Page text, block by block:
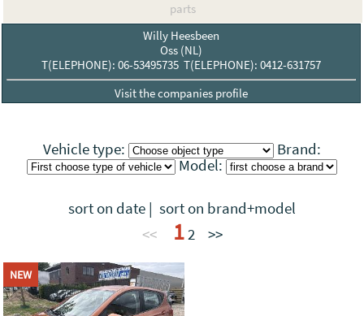
parts
Willy Heesbeen
Oss (NL)
T(ELEPHONE): 06-53495735 T(ELEPHONE): 0412-631757
Visit the companies profile
Vehicle type:
Brand:
Model:
sort on date | sort on brand+model
<<
12 >>
NEW